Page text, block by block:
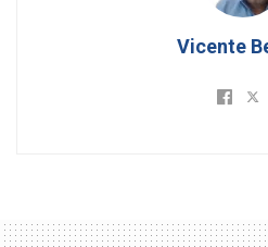
Vicente